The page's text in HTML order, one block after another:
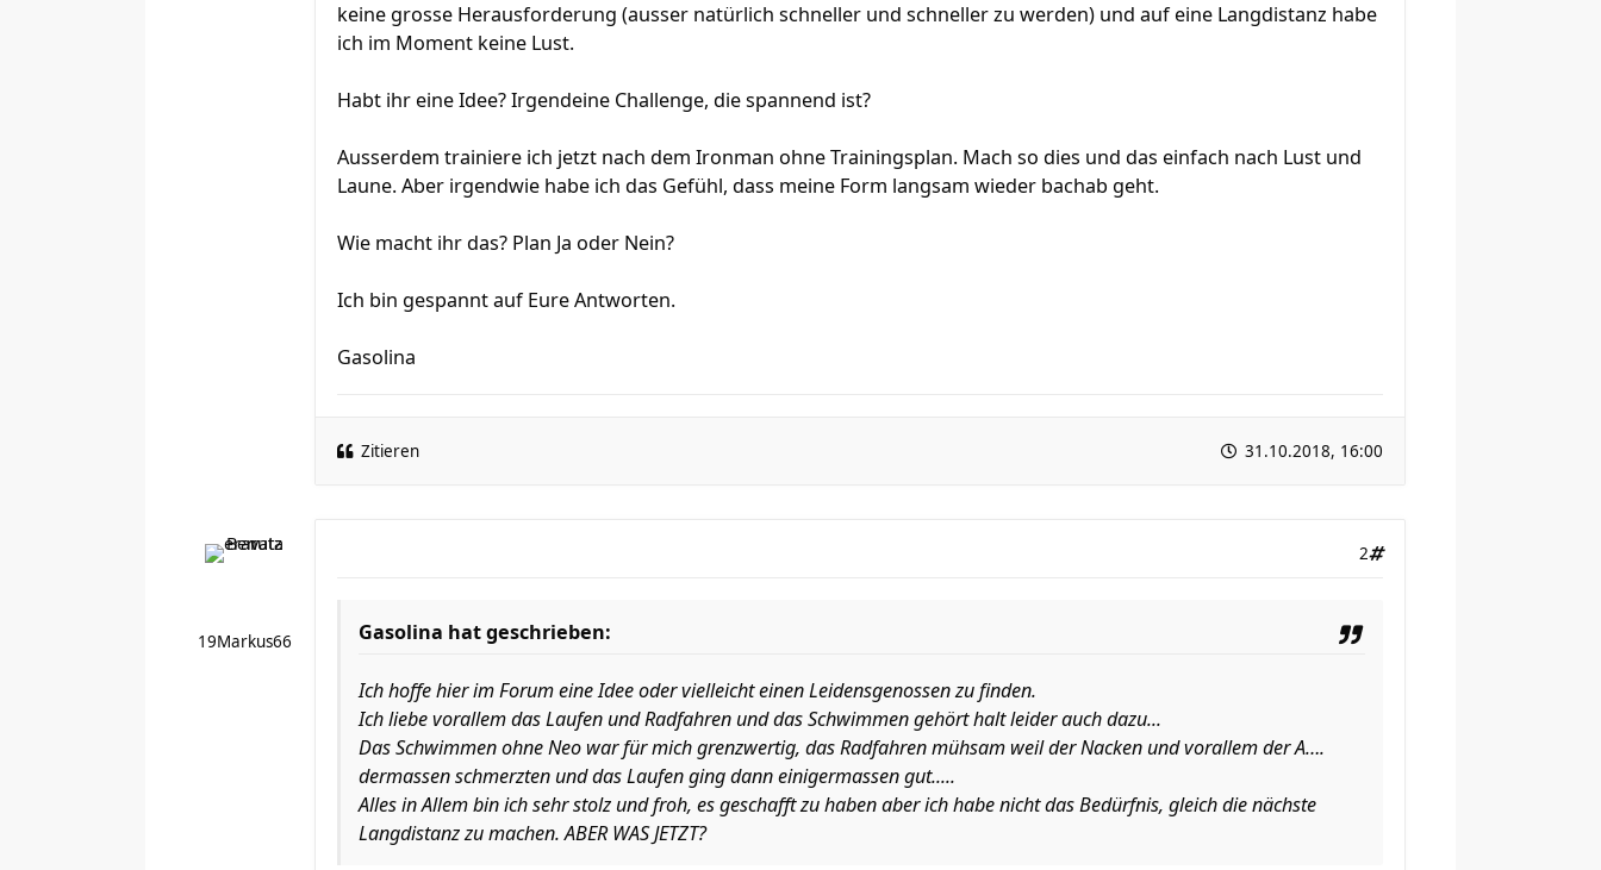
keine grosse Herausforderung (ausser natürlich schneller und schneller zu werden) und auf eine Langdistanz habe
ich im Moment keine Lust.
Habt ihr eine Idee? Irgendeine Challenge, die spannend ist?
Ausserdem trainiere ich jetzt nach dem Ironman ohne Trainingsplan. Mach so dies und das einfach nach Lust und
Laune. Aber irgendwie habe ich das Gefühl, dass meine Form langsam wieder bachab geht.
Wie macht ihr das? Plan Ja oder Nein?
Ich bin gespannt auf Eure Antworten.
Gasolina
Zitieren 31.10.2018, 16:00
19Markus66
2
Gasolina hat geschrieben:
Ich hoffe hier im Forum eine Idee oder vielleicht einen Leidensgenossen zu finden.
Ich liebe vorallem das Laufen und Radfahren und das Schwimmen gehört halt leider auch dazu...
Das Schwimmen ohne Neo war für mich grenzwertig, das Radfahren mühsam weil der Nacken und vorallem der A….
dermassen schmerzten und das Laufen ging dann einigermassen gut.....
Alles in Allem bin ich sehr stolz und froh, es geschafft zu haben aber ich habe nicht das Bedürfnis, gleich die nächste
Langdistanz zu machen. ABER WAS JETZT?